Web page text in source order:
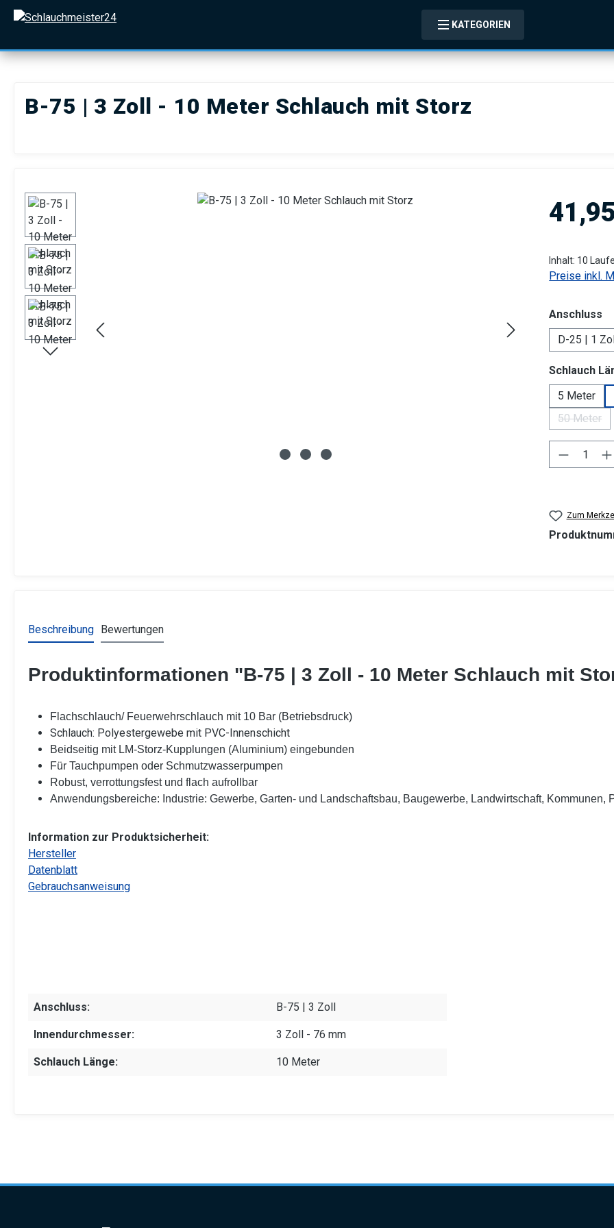
Hauptinhalt springen
Zur Suche springen
Zur Hauptnavigation springen
KATEGORIEN
B-75 | 3 Zoll - 10 Meter Schlauch mit Storz
Regulärer
Inhalt: 10
Preise inkl.
Anschluss
D-25 | 1
Schlauch
5 Meter
50 Meter
(Diese
Zum
Beschreibung Bewertungen
Produktinformationen "B-75 | 3 Zoll - 10 Meter Schlauch mit
Flachschlauch/ Feuerwehrschlauch mit 10 Bar (Betriebsdruck)
Schlauch: Polyestergewebe mit PVC-Innenschicht
Beidseitig mit LM-Storz-Kupplungen (Aluminium) eingebunden
Für Tauchpumpen oder Schmutzwasserpumpen
Robust, verrottungsfest und flach aufrollbar
Anwendungsbereiche: Industrie: Gewerbe, Garten- und Landschaftsbau, Baugewerbe, Landwirtschaft, Kommunen,
Information zur Produktsicherheit:
Hersteller
Datenblatt
Gebrauchsanweisung
Anschluss: B-75 | 3 Zoll
Innendurchmesser: 3 Zoll - 76 mm
Schlauch Länge: 10 Meter